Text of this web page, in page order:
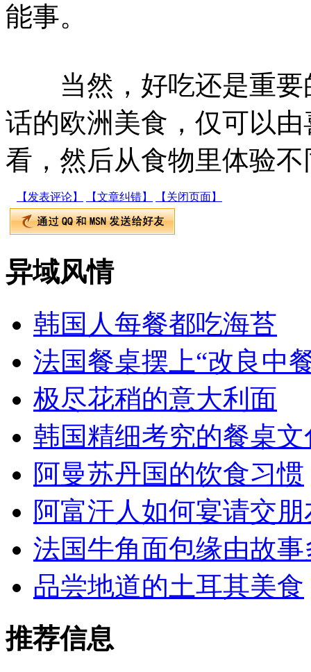
能事。
当然，好吃还是重要
话的欧洲美食，仅可以
看，然后从食物里体验
【发表评论】 【文章纠错】 【关闭页面】
异域风情
韩国人每餐都吃海苔
法国餐桌摆上“改良中
极尽花稍的意大利面
韩国精细考究的餐桌文
阿曼苏丹国的饮食习惯
阿富汗人如何宴请交朋
法国牛角面包缘由故事
品尝地道的土耳其美食
推荐信息